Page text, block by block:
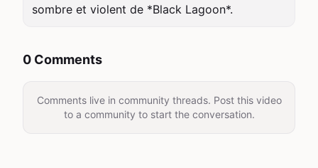
sombre et violent de *Black Lagoon*.
0 Comments
Comments live in community threads. Post this video
to a community to start the conversation.